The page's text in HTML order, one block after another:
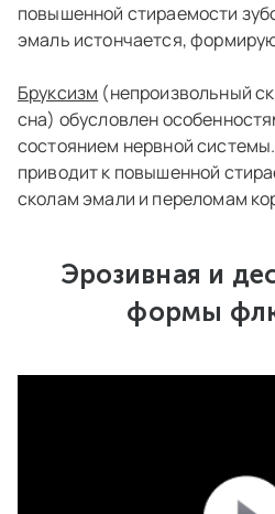
повышенной стираемости
эмаль истончается,
Бруксизм (непроизвольный
сна) обусловлен
состоянием нервной
приводит к повышенной
сколам эмали и переломам
Эрозивная и
формы